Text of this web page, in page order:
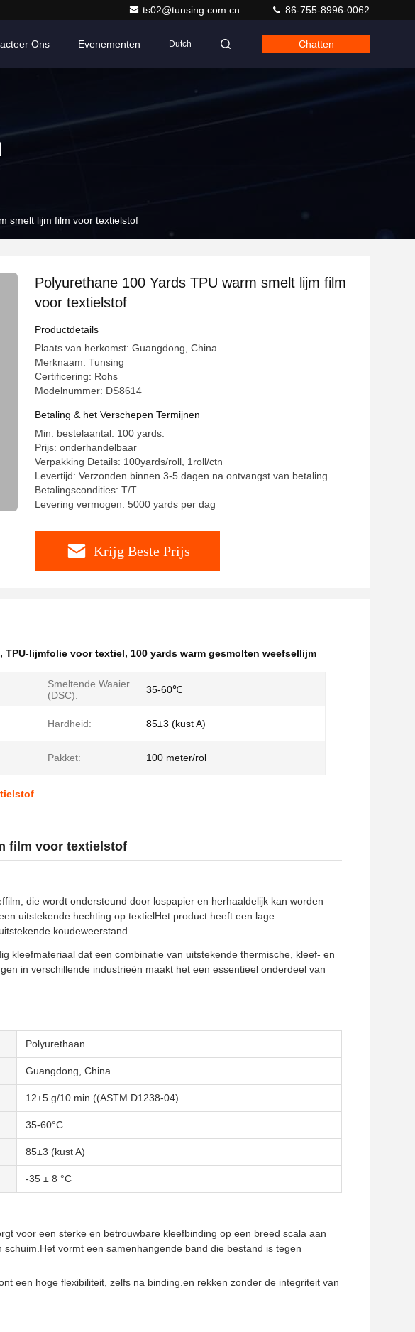
ts02@tunsing.com.cn 86-755-8996-0062
Ons Evenementen Dutch Chatten
smelt lijm film voor textielstof
Polyurethane 100 Yards TPU warm smelt lijm film
voor textielstof
Productdetails
Plaats van herkomst: Guangdong, China
Merknaam: Tunsing
Certificering: Rohs
Modelnummer: DS8614
Betaling & het Verschepen Termijnen
Min. bestelaantal: 100 yards.
Prijs: onderhandelbaar
Verpakking Details: 100yards/roll, 1roll/ctn
Levertijd: Verzonden binnen 3-5 dagen na ontvangst van betaling
Betalingscondities: T/T
Levering vermogen: 5000 yards per dag
Krijg Beste Prijs
, TPU-lijmfolie voor textiel, 100 yards warm gesmolten weefsellijm
Smeltende Waaier
(DSC):
35-60℃
Hardheid: 85±3 (kust A)
Pakket: 100 meter/rol
film voor textielstof
die wordt ondersteund door lospapier en herhaaldelijk kan worden
uitstekende hechting op textielHet product heeft een lage
koudeweerstand.
kleefmateriaal dat een combinatie van uitstekende thermische, kleef- en
in verschillende industrieën maakt het een essentieel onderdeel van
Polyurethaan
Guangdong, China
12±5 g/10 min ((ASTM D1238-04)
35-60°C
85±3 (kust A)
-35 ± 8 °C
voor een sterke en betrouwbare kleefbinding op een breed scala aan
vormt een samenhangende band die bestand is tegen
een hoge flexibiliteit, zelfs na binding.en rekken zonder de integriteit van